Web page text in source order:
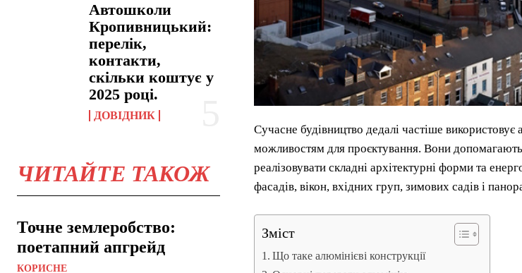
Автошколи
Кропивницький:
перелік,
контакти,
скільки коштує у
2025 році.
ДОВІДНИК
ЧИТАЙТЕ ТАКОЖ
Точне землеробство:
поетапний апгрейд
КОРИСНЕ
Сучасне будівництво дедалі частіше використовує
можливостям для проєктування. Вони
реалізовувати складні архітектурні форми та
фасадів, вікон, вхідних груп, зимових садів і
Зміст
Що таке алюмінієві конструкції